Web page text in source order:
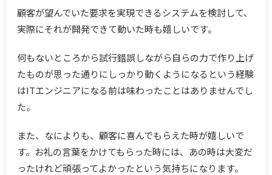
顧客が望んでいた要求を実現できるシステムを検討して、
実際にそれが開発できて動いた時も嬉しいです。
何もないところから試行錯誤しながら自らの力で作り上げ
たものが思った通りにしっかり動くようになるという経験
はITエンジニアになる前は味わったことはありませんでし
た。
また、なによりも、顧客に喜んでもらえた時が嬉しいで
す。お礼の言葉をかけてもらった時には、あの時は大変だ
ったけれど頑張ってよかったという気持ちになります。